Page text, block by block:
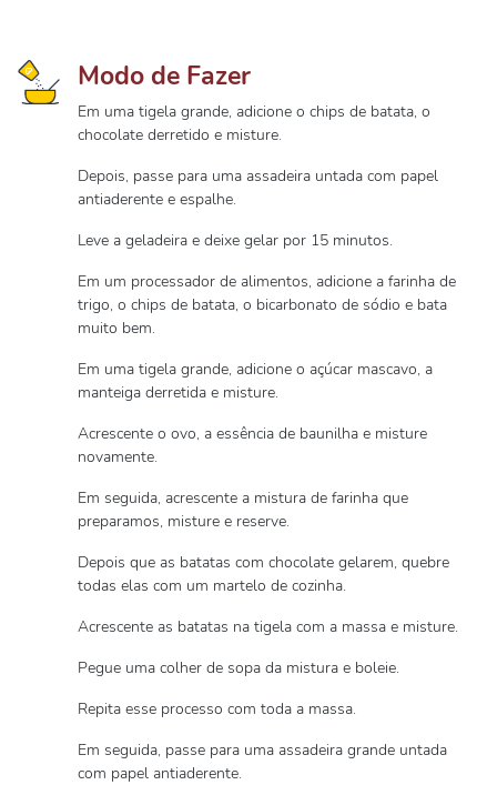
Modo de Fazer
Em uma tigela grande, adicione o chips de batata, o
chocolate derretido e misture.
Depois, passe para uma assadeira untada com papel
antiaderente e espalhe.
Leve a geladeira e deixe gelar por 15 minutos.
Em um processador de alimentos, adicione a farinha de
trigo, o chips de batata, o bicarbonato de sódio e bata
muito bem.
Em uma tigela grande, adicione o açúcar mascavo, a
manteiga derretida e misture.
Acrescente o ovo, a essência de baunilha e misture
novamente.
Em seguida, acrescente a mistura de farinha que
preparamos, misture e reserve.
Depois que as batatas com chocolate gelarem, quebre
todas elas com um martelo de cozinha.
Acrescente as batatas na tigela com a massa e misture.
Pegue uma colher de sopa da mistura e boleie.
Repita esse processo com toda a massa.
Em seguida, passe para uma assadeira grande untada
com papel antiaderente.